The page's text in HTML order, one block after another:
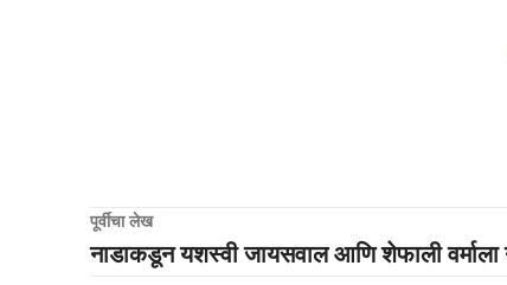
पूर्वीचा लेख
नाडाकडून यशस्वी जायसवाल आणि शेफाली वर्माला